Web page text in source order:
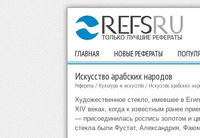
ГЛАВНАЯ НОВЫЕ РЕФЕРАТЫ
Искусство арабских народов
Рефераты / Культура и искусство/ Искусство арабских
Художественное стек­ло, имевшее в
XIV веках, когда к известным ранее
— присоединилась роспись золотом и
стекла были Фустат, Александрия,